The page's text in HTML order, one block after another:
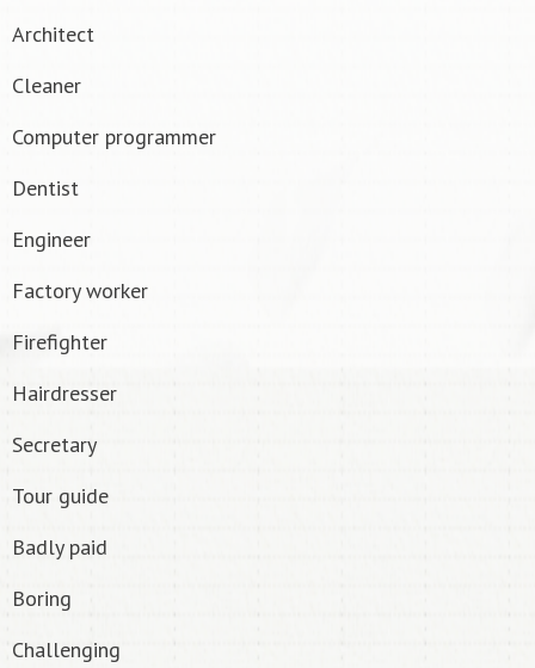
Architect
Cleaner
Computer programmer
Dentist
Engineer
Factory worker
Firefighter
Hairdresser
Secretary
Tour guide
Badly paid
Boring
Challenging